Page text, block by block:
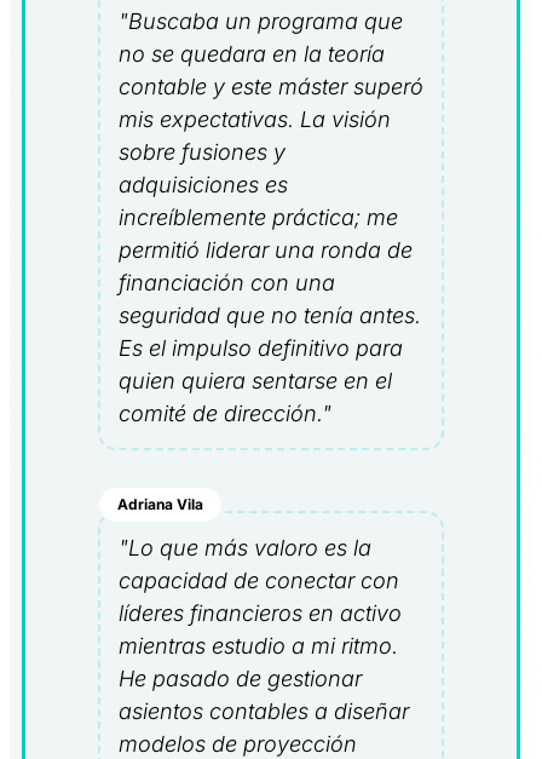
"Buscaba un programa que
no se quedara en la teoría
contable y este máster superó
mis expectativas. La visión
sobre fusiones y
adquisiciones es
increíblemente práctica; me
permitió liderar una ronda de
financiación con una
seguridad que no tenía antes.
Es el impulso definitivo para
quien quiera sentarse en el
comité de dirección."
Adriana Vila
"Lo que más valoro es la
capacidad de conectar con
líderes financieros en activo
mientras estudio a mi ritmo.
He pasado de gestionar
asientos contables a diseñar
modelos de proyección